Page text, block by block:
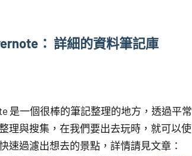
： 詳細的資料筆記庫
是一個很棒的筆記整理的地方，透過平常
理與搜集，在我們要出去玩時，就可以使
速過濾出想去的景點，詳情請見文章：